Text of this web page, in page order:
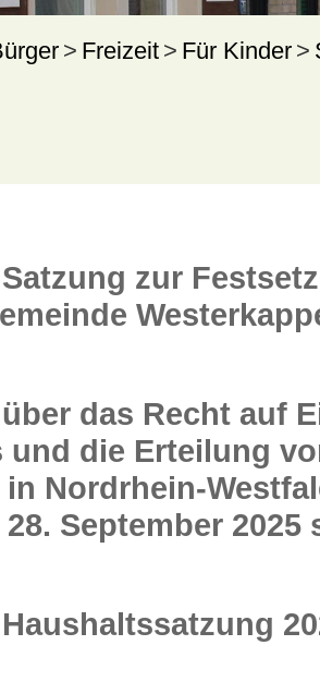
Freizeit Für Kinder
zur
das Recht auf
und die Erteilung
Nordrhein-
September